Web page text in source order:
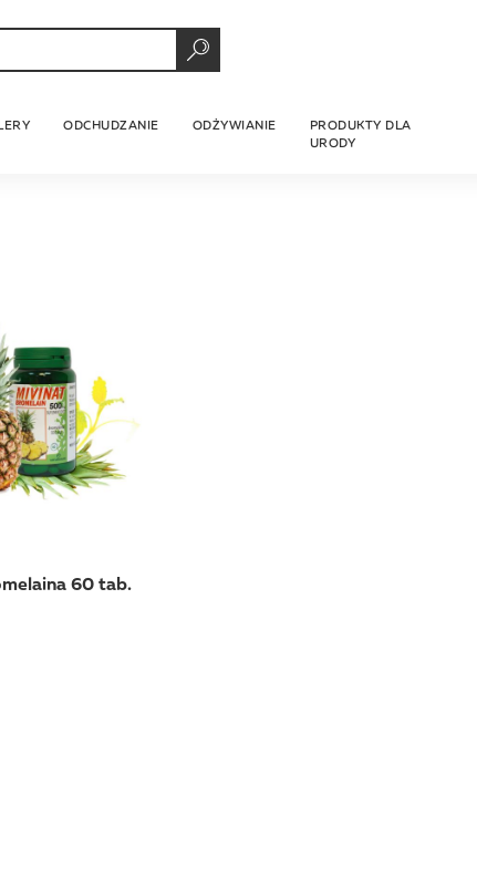
ODCHUDZANIE ODŻYWIANIE
PRODUKTY DLA
URODY
60 tab.